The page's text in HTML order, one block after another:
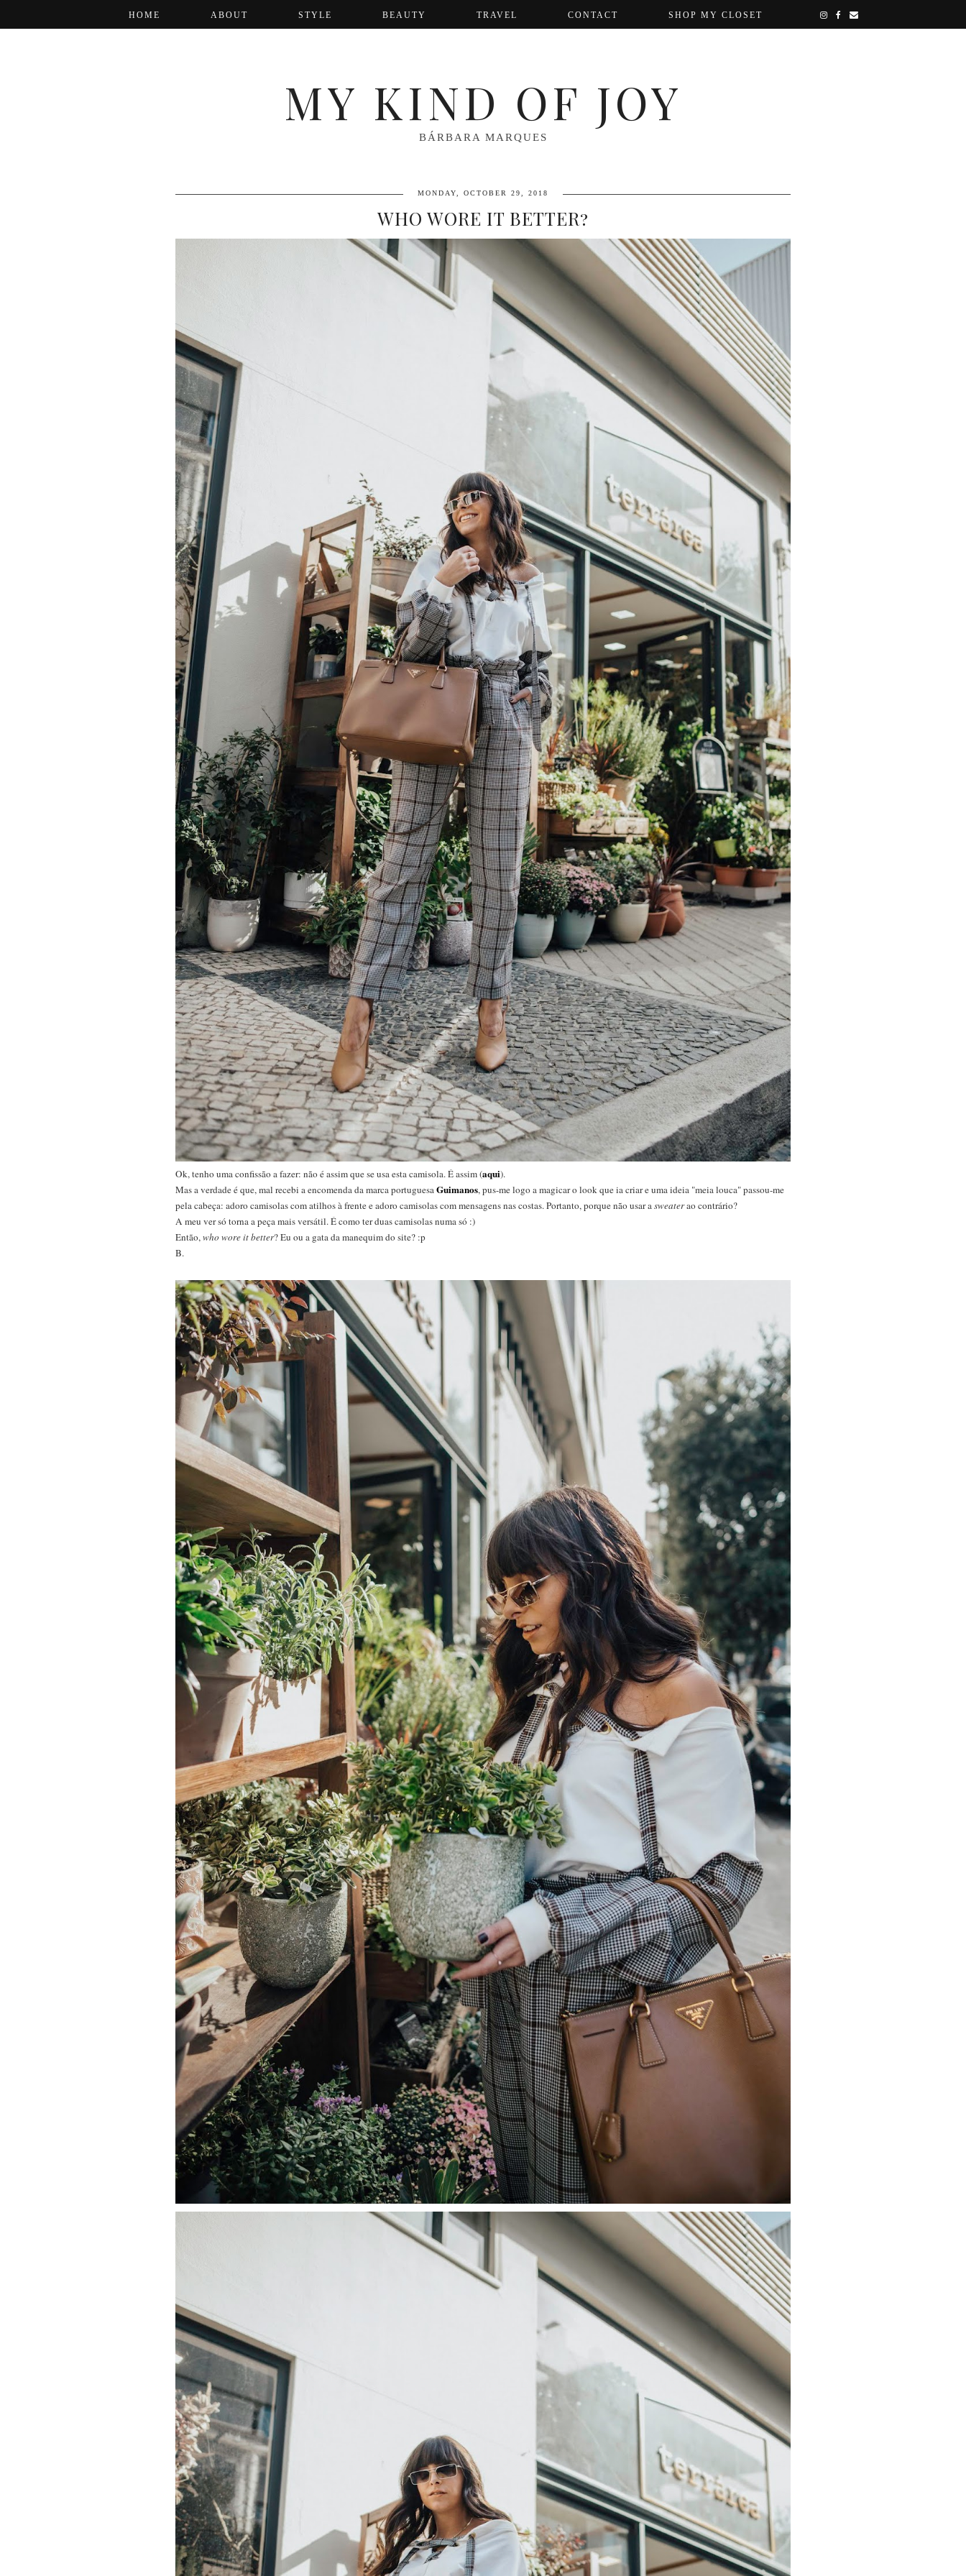
HOME ABOUT STYLE BEAUTY TRAVEL CONTACT SHOP MY CLOSET
MY KIND OF JOY
BÁRBARA MARQUES
MONDAY, OCTOBER 29, 2018
WHO WORE IT BETTER?
Ok, tenho uma confissão a fazer: não é assim que se usa esta camisola. É assim (aqui).
Mas a verdade é que, mal recebi a encomenda da marca portuguesaGuimanos, pus-me logo a magicar o look que ia criar e uma ideia "meia louca" passou-me
pela cabeça: adoro camisolas com atilhos à frente e adoro camisolas com mensagens nas costas. Portanto, porque não usar asweaterao contrário?
A meu ver só torna a peça mais versátil. É como ter duas camisolas numa só :)
Então,who wore it better? Eu ou a gata da manequim do site? :p
B.